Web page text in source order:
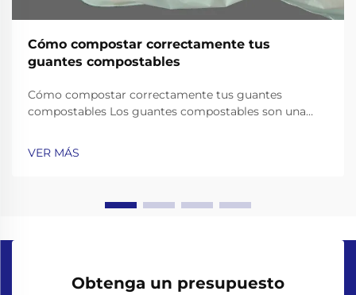
Cómo compostar correctamente tus
guantes compostables
Cómo compostar correctamente tus guantes
compostables Los guantes compostables son una
desechables, diseñados para descomponerse
naturalmente en suelo rico en nutrientes. Pero para
VER MÁS
Obtenga un presupuesto